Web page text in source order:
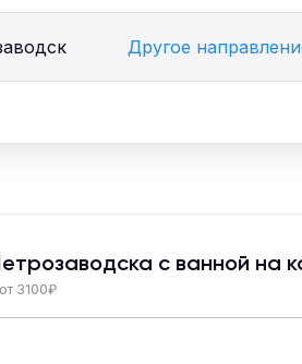
Другое
с ванной на
3100₽